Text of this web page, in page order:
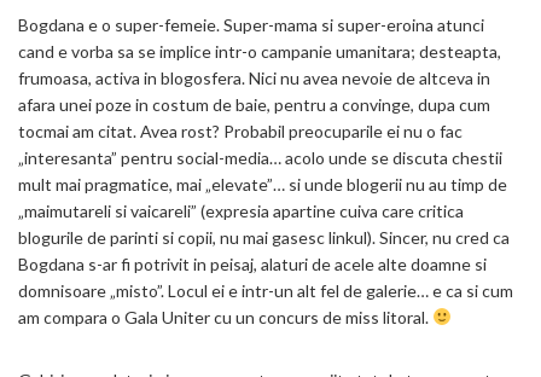
Bogdana e o super-femeie. Super-mama si super-eroina atunci
cand e vorba sa se implice intr-o campanie umanitara; desteapta,
frumoasa, activa in blogosfera. Nici nu avea nevoie de altceva in
afara unei poze in costum de baie, pentru a convinge, dupa cum
tocmai am citat. Avea rost? Probabil preocuparile ei nu o fac
„interesanta” pentru social-media… acolo unde se discuta chestii
mult mai pragmatice, mai „elevate”… si unde blogerii nu au timp de
„maimutareli si vaicareli” (expresia apartine cuiva care critica
blogurile de parinti si copii, nu mai gasesc linkul). Sincer, nu cred ca
Bogdana s-ar fi potrivit in peisaj, alaturi de acele alte doamne si
domnisoare „misto”. Locul ei e intr-un alt fel de galerie… e ca si cum
am compara o Gala Uniter cu un concurs de miss litoral.